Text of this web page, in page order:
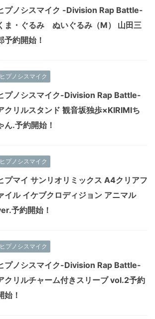
プノシスマイク -Division Rap Battle-
ま・ぐるみ ぬいぐるみ（M） 山田三
予約開始！
ヒプノシスマイク
プノシスマイク-Division Rap Battle-
クリルスタンド 観音坂独歩×KIRIMIち
ん.予約開始！
ヒプノシスマイク
プマイ サンリオリミックス A4クリアフ
イル イケブクロディジョン アニマル
予約開始！
ヒプノシスマイク
プノシスマイク-Division Rap Battle-
クリルチャーム付きスリーブ vol.2予約
始！